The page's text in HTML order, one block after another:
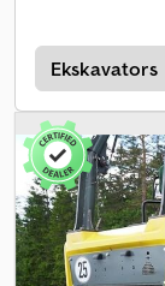
Ekskavators